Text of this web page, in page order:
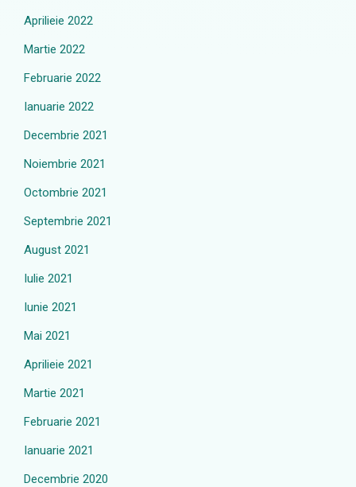
Aprilieie 2022
Martie 2022
Februarie 2022
Ianuarie 2022
Decembrie 2021
Noiembrie 2021
Octombrie 2021
Septembrie 2021
August 2021
Iulie 2021
Iunie 2021
Mai 2021
Aprilieie 2021
Martie 2021
Februarie 2021
Ianuarie 2021
Decembrie 2020